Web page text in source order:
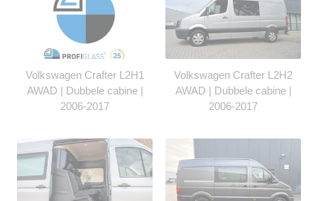
Volkswagen Crafter L2H1
AWAD | Dubbele cabine |
2006-2017
Volkswagen Crafter L2H2
AWAD | Dubbele cabine |
2006-2017